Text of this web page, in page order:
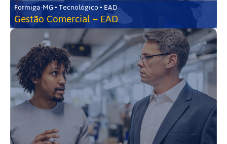
Formiga-MG • Tecnológico • EAD
Gestão Comercial – EAD